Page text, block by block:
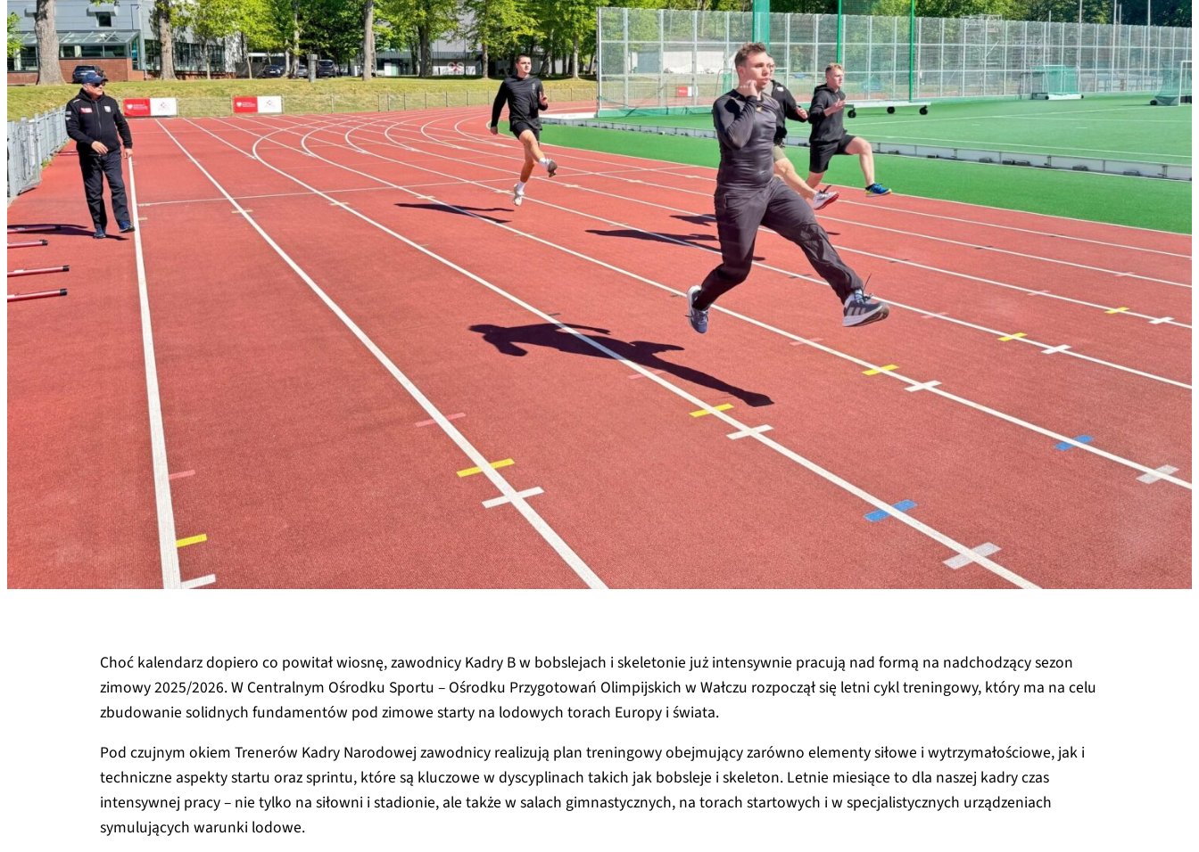
Choć kalendarz dopiero co powitał wiosnę, zawodnicy Kadry B w bobslejach i skeletonie już intensywnie pracują nad formą na nadchodzący sezon
zimowy 2025/2026. W Centralnym Ośrodku Sportu – Ośrodku Przygotowań Olimpijskich w Wałczu rozpoczął się letni cykl treningowy, który ma na celu
zbudowanie solidnych fundamentów pod zimowe starty na lodowych torach Europy i świata.
Pod czujnym okiem Trenerów Kadry Narodowej zawodnicy realizują plan treningowy obejmujący zarówno elementy siłowe i wytrzymałościowe, jak i
techniczne aspekty startu oraz sprintu, które są kluczowe w dyscyplinach takich jak bobsleje i skeleton. Letnie miesiące to dla naszej kadry czas
intensywnej pracy – nie tylko na siłowni i stadionie, ale także w salach gimnastycznych, na torach startowych i w specjalistycznych urządzeniach
symulujących warunki lodowe.